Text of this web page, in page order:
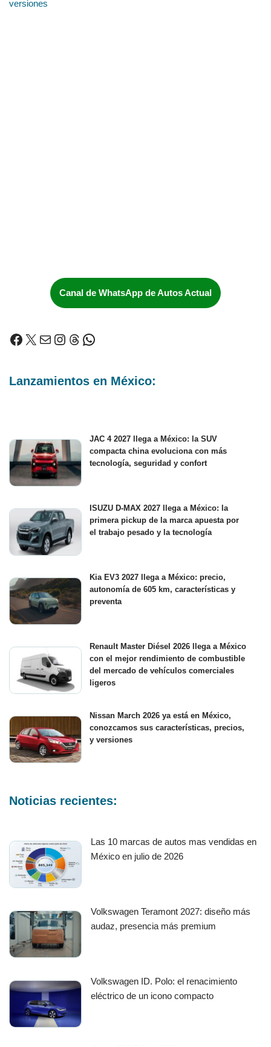
versiones
Canal de WhatsApp de Autos Actual
Lanzamientos en México:
JAC 4 2027 llega a México: la SUV
compacta china evoluciona con más
tecnología, seguridad y confort
ISUZU D-MAX 2027 llega a México: la
primera pickup de la marca apuesta por
el trabajo pesado y la tecnología
Kia EV3 2027 llega a México: precio,
autonomía de 605 km, características y
preventa
Renault Master Diésel 2026 llega a México
con el mejor rendimiento de combustible
del mercado de vehículos comerciales
ligeros
Nissan March 2026 ya está en México,
conozcamos sus características, precios,
y versiones
Noticias recientes:
Las 10 marcas de autos mas vendidas en
México en julio de 2026
Volkswagen Teramont 2027: diseño más
audaz, presencia más premium
Volkswagen ID. Polo: el renacimiento
eléctrico de un icono compacto